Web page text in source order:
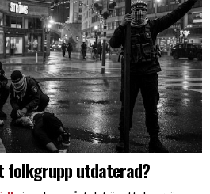
folkgrupp utdaterad?